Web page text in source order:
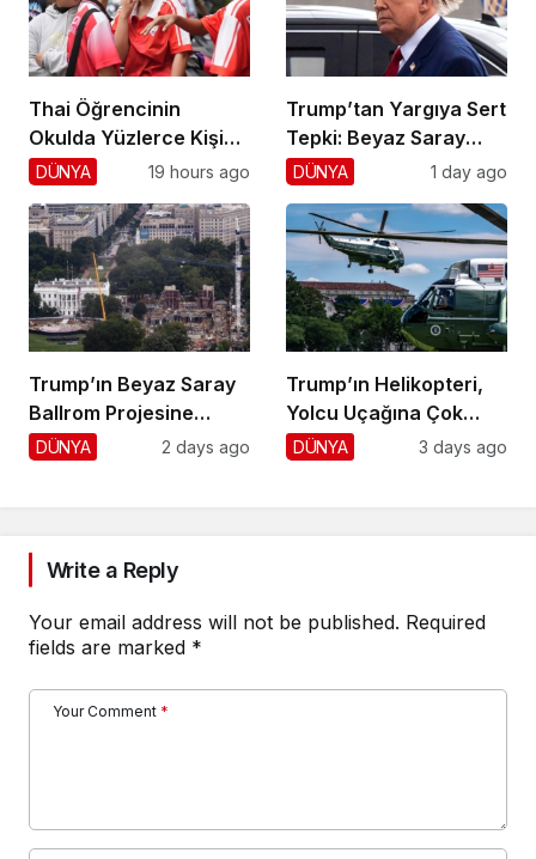
Thai Öğrencinin
Okulda Yüzlerce Kişiyi
Vurdu!
DÜNYA 19 hours ago
Trump’tan Yargıya Sert
Tepki: Beyaz Saray
Krizi!
DÜNYA 1 day ago
Trump’ın Beyaz Saray
Ballrom Projesine
Durdurma
DÜNYA 2 days ago
Trump’ın Helikopteri,
Yolcu Uçağına Çok
Yaklaştı!
DÜNYA 3 days ago
Write a Reply
Your email address will not be published. Required
fields are marked *
Your Comment *